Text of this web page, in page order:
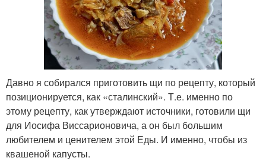
Давно я собирался приготовить щи по рецепту, который
позиционируется, как «сталинский». Т.е. именно по
этому рецепту, как утверждают источники, готовили щи
для Иосифа Виссарионовича, а он был большим
любителем и ценителем этой Еды. И именно, чтобы из
квашеной капусты.